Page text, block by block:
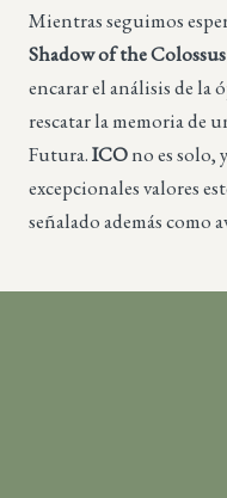
Mientras seguimos
Shadow of the Colossus
encarar el análisis de la
rescatar la memoria de
Futura.ICOno es solo,
excepcionales valores
señalado además como